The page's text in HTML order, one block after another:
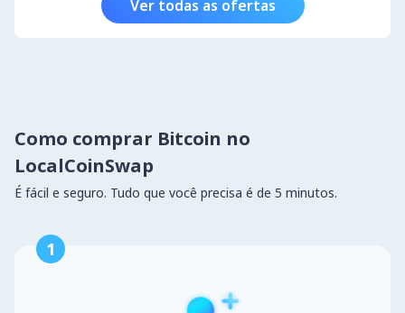
Ver todas as ofertas
Como comprar Bitcoin no
LocalCoinSwap
É fácil e seguro. Tudo que você precisa é de 5 minutos.
1